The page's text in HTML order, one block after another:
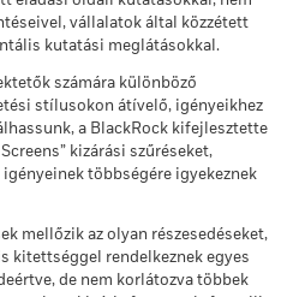
levonása után értendő. A
jegyzési /visszaváltási díjak nem
A
megbízható útmutatást a
Abban segíthet Önnek,
az alapot a múltban
a nettó eszközérték (NAV)
kaphatja vissza a költségek
hozam
kaphatja vissza a költségek
hozam
hogy szélsőséges piaci
összeget kaphat vissza.
segítségével.
Equity Europe
0,00%
0,00%
0,00%
vállalatok által közzétett
kutatási meglátásokkal.
számára különböző
stílusokon átívelő, igényeikhez
a BlackRock kifejlesztette
kizárási szűréseket,
többségére igyekeznek
mellőzik az olyan részesedéseket,
kitettséggel rendelkeznek egyes
de nem korlátozva többek